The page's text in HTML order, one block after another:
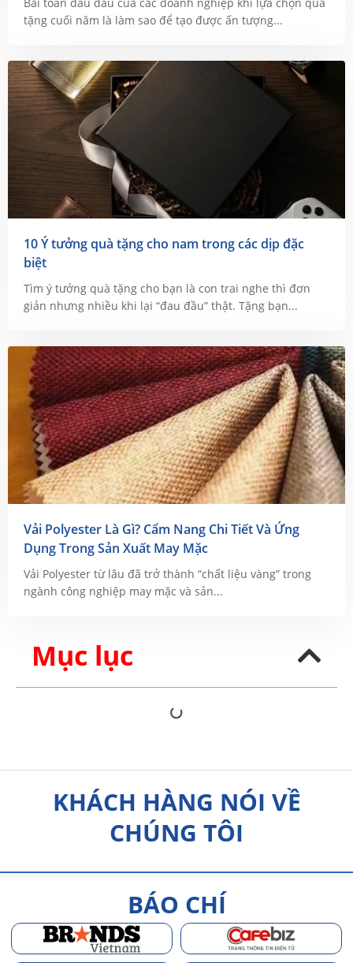
Bài toán đau đầu của các doanh nghiệp khi lựa chọn quà
tặng cuối năm là làm sao để tạo được ấn tượng...
10 Ý tưởng quà tặng cho nam trong các dịp đặc
biệt
Tìm ý tưởng quà tặng cho bạn là con trai nghe thì đơn
giản nhưng nhiều khi lại “đau đầu” thật. Tặng bạn...
Vải Polyester Là Gì? Cẩm Nang Chi Tiết Và Ứng
Dụng Trong Sản Xuất May Mặc
Vải Polyester từ lâu đã trở thành “chất liệu vàng” trong
ngành công nghiệp may mặc và sản...
Mục lục
KHÁCH HÀNG NÓI VỀ
CHÚNG TÔI
BÁO CHÍ